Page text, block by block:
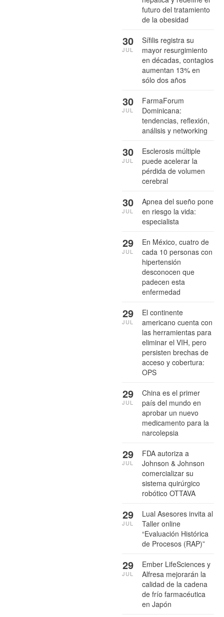
futuro del tratamiento
de la obesidad
Sífilis registra su
mayor resurgimiento
en décadas, contagios
aumentan 13% en
sólo dos años
30
JUL
FarmaForum
Dominicana:
tendencias, reflexión,
análisis y networking
30
JUL
Esclerosis múltiple
puede acelerar la
pérdida de volumen
cerebral
30
JUL
Apnea del sueño pone
en riesgo la vida:
especialista
30
JUL
En México, cuatro de
cada 10 personas con
hipertensión
desconocen que
padecen esta
enfermedad
29
JUL
El continente
americano cuenta con
las herramientas para
eliminar el VIH, pero
persisten brechas de
acceso y cobertura:
OPS
29
JUL
China es el primer
país del mundo en
aprobar un nuevo
medicamento para la
narcolepsia
29
JUL
FDA autoriza a
Johnson & Johnson
comercializar su
sistema quirúrgico
robótico OTTAVA
29
JUL
Lual Asesores invita al
Taller online
“Evaluación Histórica
de Procesos (RAP)”
29
JUL
Ember LifeSciences y
Alfresa mejorarán la
calidad de la cadena
de frío farmacéutica
en Japón
29
JUL